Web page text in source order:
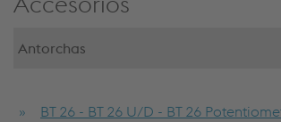
Antorchas
BT 26 - BT 26 U/D - BT 26